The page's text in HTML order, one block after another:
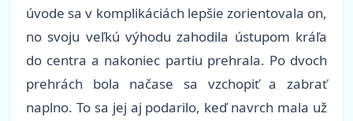
úvode sa v komplikáciách lepšie zorientovala on,
no svoju veľkú výhodu zahodila ústupom kráľa
do centra a nakoniec partiu prehrala. Po dvoch
prehrách bola načase sa vzchopiť a zabrať
naplno. To sa jej aj podarilo, keď navrch mala už